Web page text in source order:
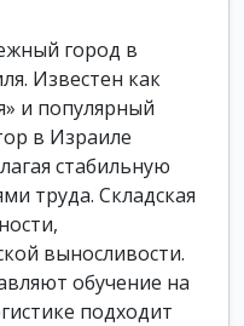
город в
Известен как
и популярный
в Израиле
стабильную
труда. Складская
выносливости.
обучение на
подходит